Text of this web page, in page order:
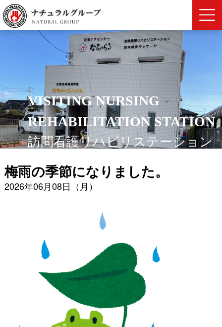
VISITING NURSING
REHABILITATION STATION
訪問看護リハビリステーション
梅雨の季節になりました。
2026年06月08日（月）